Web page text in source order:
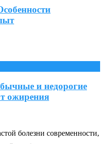
и недорогие
ожирения
болезни современности,